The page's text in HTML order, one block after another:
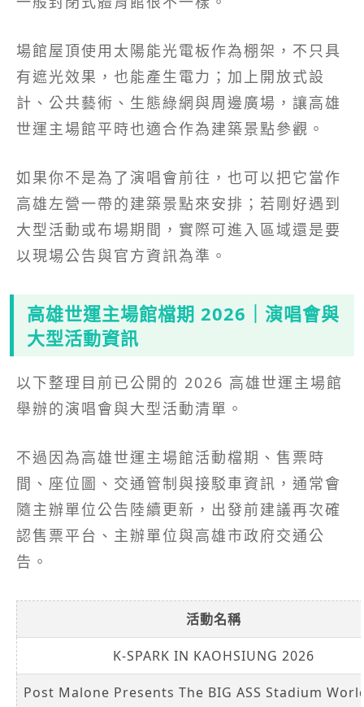
場館屋頂使用太陽能光電板作為棚架，不只具
有遮光效果，也能產生電力；加上開放式設
計、公共藝術、生態綠網與周邊廣場，讓高雄
世運主場館平時也適合作為建築景點參觀。
如果你不是為了演唱會前往，也可以把它當作
高雄左營一帶的建築景點來安排；若剛好遇到
大型活動或布場期間，實際可進入區域還是要
以現場公告與官方資訊為準。
高雄世運主場館檔期 2026｜演唱會與
大型活動資訊
以下整理目前已公開的 2026 高雄世運主場館
舉辦的演唱會與大型活動清單。
不過因為高雄世運主場館活動檔期、售票時
間、座位圖、交通管制與接駁車資訊，通常會
隨主辦單位公告陸續更新，出發前建議再次確
認售票平台、主辦單位與高雄市政府交通公
告。
活動名稱
K-SPARK IN KAOHSIUNG 2026
Post Malone Presents The BIG ASS Stadium